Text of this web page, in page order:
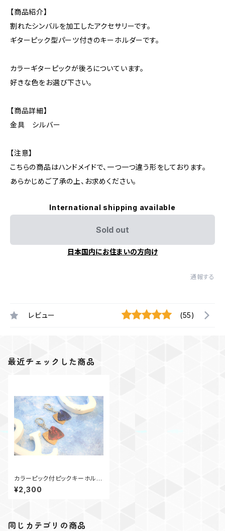
【商品紹介】
割れたシンバルを加工したアクセサリーです。
ギターピック型パーツ付きのキーホルダーです。
カラーギターピックが後ろについています。
好きな色をお選び下さい。
【商品詳細】
金具 シルバー
【注意】
こちらの商品はハンドメイドで、一つ一つ違う形をしております。
あらかじめご了承の上、お求めください。
International shipping available
Sold out
日本国内にお住まいの方向け
通報する
レビュー (55)
最近チェックした商品
カラーピック付ピックキーホルダ
ー
¥2,300
同じカテゴリの商品